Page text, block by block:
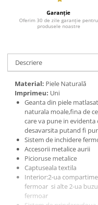
Garanție
Oferim 30 de zile garanție pentru
produsele noastre
Descriere
Material: Piele Naturală
Imprimeu: Uni
Geanta din piele
naturala moale,fina de
care va pune in
desavarsita putand fi
Sistem de inchidere
Accesorii metalice aurii
Picioruse metalice
Captuseala textila
Interior:2-ua
fermoar si alte 2-ua
fermoar